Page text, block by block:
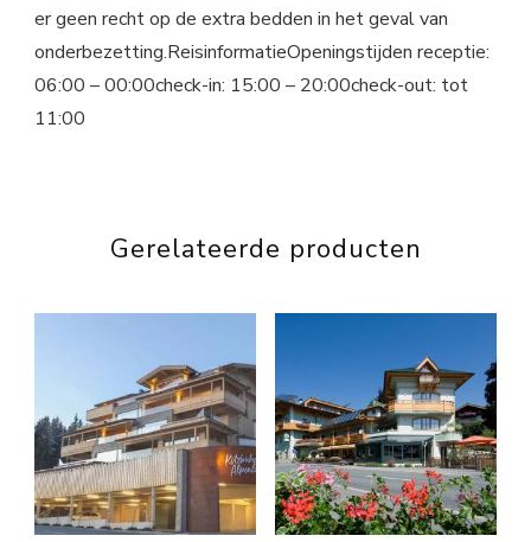
er geen recht op de extra bedden in het geval van
onderbezetting.ReisinformatieOpeningstijden receptie:
06:00 – 00:00check-in: 15:00 – 20:00check-out: tot
11:00
Gerelateerde producten